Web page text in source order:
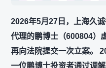
2026年5月27日，上海久
代理的鹏博士（600804）
再向法院提交一次立案。
一位鹏博士投资者通过调